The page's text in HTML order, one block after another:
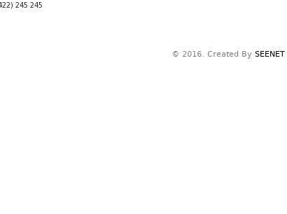
245 245
© 2016. Created By SEENET